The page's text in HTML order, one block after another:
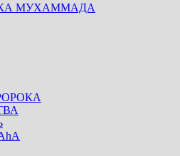
МУХАММАДА